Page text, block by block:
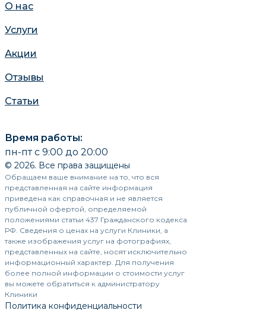
О нас
Услуги
Акции
Отзывы
Статьи
Время работы:
пн-пт с 9:00 до 20:00
© 2026. Все права защищены
Обращаем ваше внимание на то, что вся
представленная на сайте информация
приведена как справочная и не является
публичной офертой, определяемой
положениями статьи 437 Гражданского кодекса
РФ. Сведения о ценах на услуги Клиники, а
также изображения услуг на фотографиях,
представленных на сайте, носят исключительно
информационный характер. Для получения
более полной информации о стоимости услуг
вы можете обратиться к администратору
Клиники
Политика конфиденциальности